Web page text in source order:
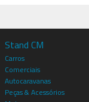
Stand CM
Carros
Comerciais
Autocaravanas
Peças & Acessórios